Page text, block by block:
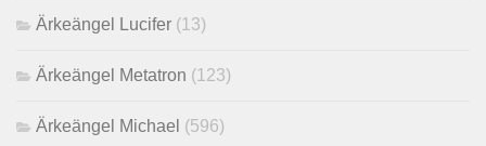
Ärkeängel Lucifer (13)
Ärkeängel Metatron (123)
Ärkeängel Michael (596)